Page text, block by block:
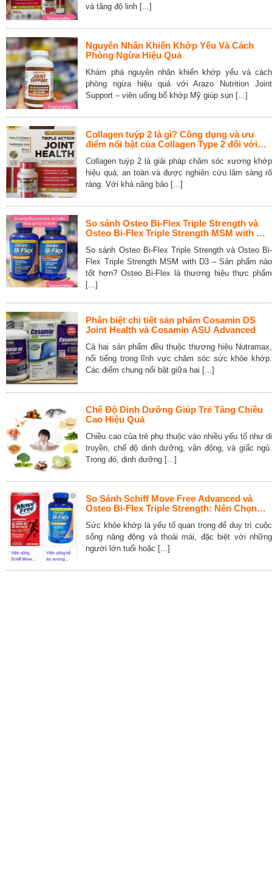
và tăng độ linh [...]
Nguyên Nhân Khiến Khớp Yếu Và Cách
Phòng Ngừa Hiệu Quả
Khám phá nguyên nhân khiến khớp yếu và cách
phòng ngừa hiệu quả với Arazo Nutrition Joint
Support – viên uống bổ khớp Mỹ giúp sụn [...]
Collagen tuýp 2 là gì? Công dụng và ưu
điểm nổi bật của Collagen Type 2 đối với
Collagen tuýp 2 là giải pháp chăm sóc xương khớp
hiệu quả, an toàn và được nghiên cứu lâm sàng rõ
ràng. Với khả năng bảo [...]
So sánh Osteo Bi-Flex Triple Strength và
Osteo Bi-Flex Triple Strength MSM with D3
So sánh Osteo Bi-Flex Triple Strength và Osteo Bi-
Flex Triple Strength MSM with D3 – Sản phẩm nào
tốt hơn? Osteo Bi-Flex là thương hiệu thực phẩm
[...]
Phân biệt chi tiết sản phẩm Cosamin DS
Joint Health và Cosamin ASU Advanced
Cả hai sản phẩm đều thuộc thương hiệu Nutramax,
nổi tiếng trong lĩnh vực chăm sóc sức khỏe khớp.
Các điểm chung nổi bật giữa hai [...]
Chế Độ Dinh Dưỡng Giúp Trẻ Tăng Chiều
Cao Hiệu Quả
Chiều cao của trẻ phụ thuộc vào nhiều yếu tố như di
truyền, chế độ dinh dưỡng, vận động, và giấc ngủ.
Trong đó, dinh dưỡng [...]
So Sánh Schiff Move Free Advanced và
Osteo Bi-Flex Triple Strength: Nên Chọn
Sức khỏe khớp là yếu tố quan trọng để duy trì cuộc
sống năng động và thoải mái, đặc biệt với những
người lớn tuổi hoặc [...]